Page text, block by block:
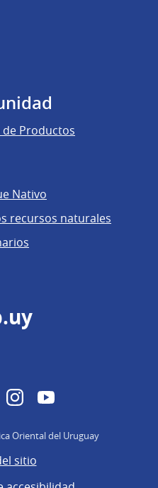
Productos
Nativo
recursos naturales
TwitterInstagramYouTube
Oriental del Uruguay
sitio